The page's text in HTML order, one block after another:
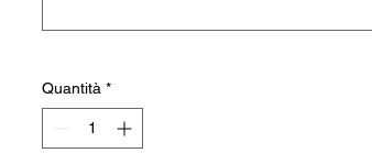
Quantità *